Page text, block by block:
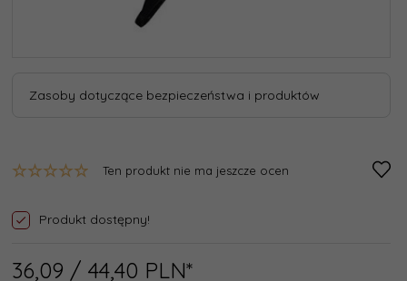
Zasoby dotyczące bezpieczeństwa i produktów
Ten produkt nie ma jeszcze ocen
Produkt dostępny!
36,09 / 44,40 PLN*